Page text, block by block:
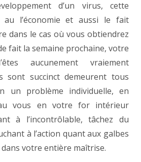
d’un virus, cette
au l’économie et aussi le fait
dans le cas où vous obtiendrez
fait la semaine prochaine, votre
aucunement vraiement
sont succinct demeurent tous
un problème individuelle, en
vous en votre for intérieur
à l’incontrôlable, tâchez du
à l’action quant aux galbes
votre entière maîtrise.